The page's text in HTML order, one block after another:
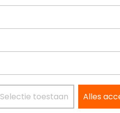
Selectie toestaan Alles